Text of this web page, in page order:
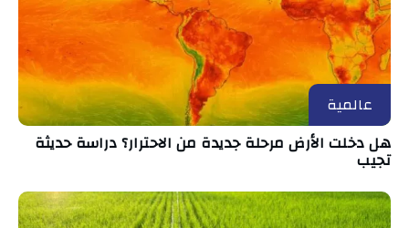
عالمية
هل دخلت الأرض مرحلة جديدة من الاحترار؟ دراسة حديثة
تجيب